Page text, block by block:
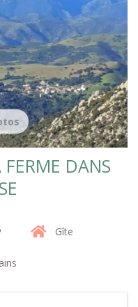
DANS
Gîte